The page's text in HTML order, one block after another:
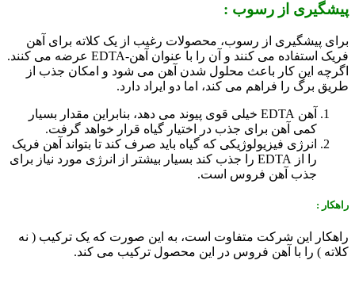
پیشگیری از رسوب :
برای پیشگیری از رسوب، محصولات رغیب از یک کلاته برای آهن
فریک استفاده می کنند و آن را با عنوان آهن-EDTA عرضه می کنند.
اگرچه این کار باعث محلول شدن آهن می شود و امکان جذب از
طریق برگ را فراهم می کند، اما دو ایراد دارد.
آهن EDTA خیلی قوی پیوند می دهد، بنابراین مقدار بسیار
کمی آهن برای جذب در اختیار گیاه قرار خواهد گرفت.
انرژی فیزیولوژیکی که گیاه باید صرف کند تا بتواند آهن فریک
را از EDTA را جذب کند بسیار بیشتر از انرژی مورد نیاز برای
جذب آهن فروس است.
راهکار :
راهکار این شرکت متفاوت است، به این صورت که یک ترکیب ( نه
کلاته ) را با آهن فروس در این محصول ترکیب می کند.